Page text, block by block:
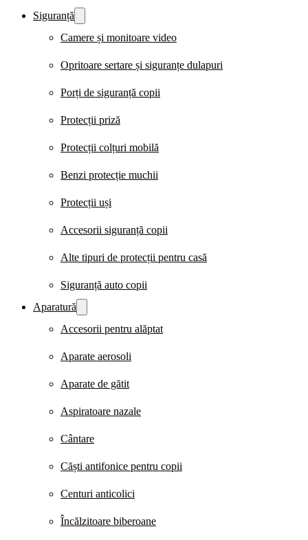
Siguranță
Camere și monitoare video
Opritoare sertare și siguranțe dulapuri
Porți de siguranță copii
Protecții priză
Protecții colțuri mobilă
Benzi protecție muchii
Protecții uși
Accesorii siguranță copii
Alte tipuri de protecții pentru casă
Siguranță auto copii
Aparatură
Accesorii pentru alăptat
Aparate aerosoli
Aparate de gătit
Aspiratoare nazale
Cântare
Căști antifonice pentru copii
Centuri anticolici
Încălzitoare biberoane